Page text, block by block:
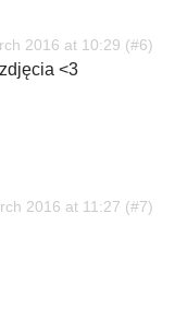
2016 at 10:29
<3
2016 at 11:27